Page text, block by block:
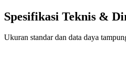
Spesifikasi Teknis &
Ukuran standar dan data daya